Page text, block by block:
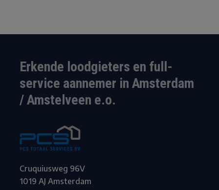
Erkende loodgieters en full-
service aannemer in Amsterdam
/ Amstelveen e.o.
Cruquiusweg 96V
1019 AJ Amsterdam